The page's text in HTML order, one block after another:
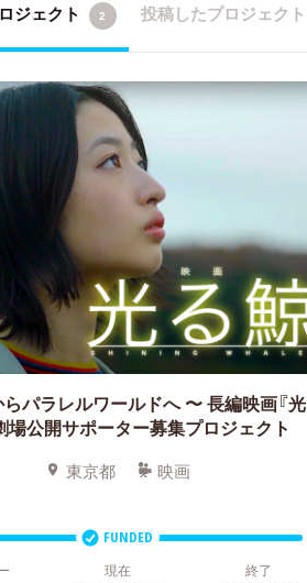
ジェクト 2 投稿したプロジェクト
パラレルワールドへ 〜長編映画『光
場公開サポーター募集プロジェクト
東京都 映画
FUNDED
現在 終了